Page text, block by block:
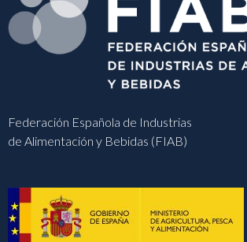
Federación Española de Industrias
de Alimentación y Bebidas (FIAB)